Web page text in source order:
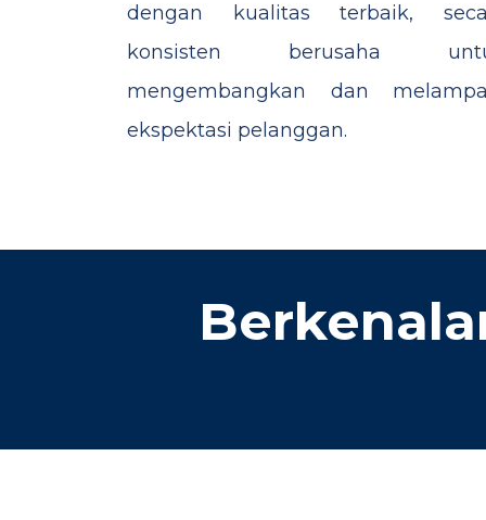
dengan kualitas terbaik,
konsisten berusaha
mengembangkan dan
ekspektasi pelanggan.